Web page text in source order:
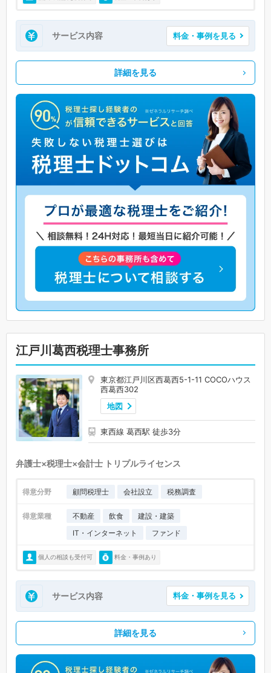
サービス内容 料金・事例を見る
詳細を見る
江戸川葛西税理士事務所
東京都江戸川区西葛西5-1-11 COCOハウス
西葛西302
地図
東西線 葛西駅 徒歩3分
弁護士×税理士×会計士 トリプルライセンス
得意分野 顧問税理士 会社設立 税務調査
得意業種 不動産 飲食
建設・建築
IT・インターネット
ファンド
個人の相談も受付可 料金・事例あり
サービス内容 料金・事例を見る
詳細を見る